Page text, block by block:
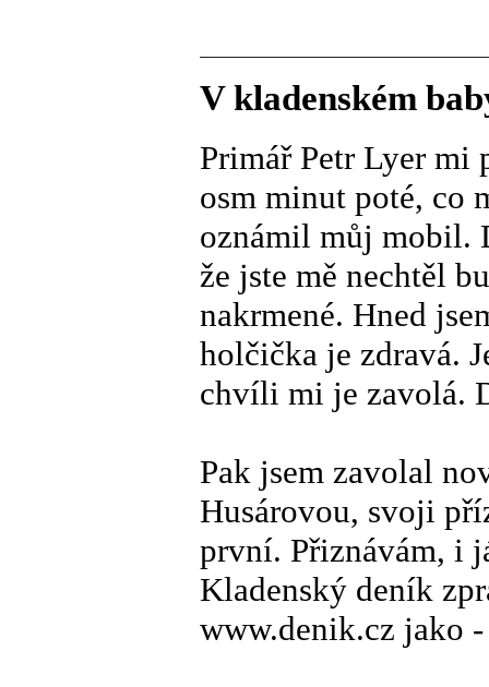
V kladenském
Primář Petr Lyer mi
osm minut poté, co
oznámil můj mobil.
že jste mě nechtěl
nakrmené. Hned
holčička je zdravá.
chvíli mi je zavolá.
Pak jsem zavolal
Husárovou, svoji
první. Přiznávám, i
Kladenský deník
www.denik.cz jako